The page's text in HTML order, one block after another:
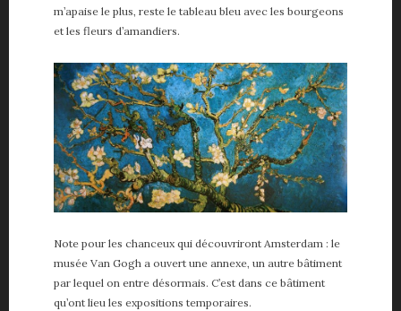
m’apaise le plus, reste le tableau bleu avec les bourgeons
et les fleurs d’amandiers.
Note pour les chanceux qui découvriront Amsterdam : le
musée Van Gogh a ouvert une annexe, un autre bâtiment
par lequel on entre désormais. C’est dans ce bâtiment
qu’ont lieu les expositions temporaires.